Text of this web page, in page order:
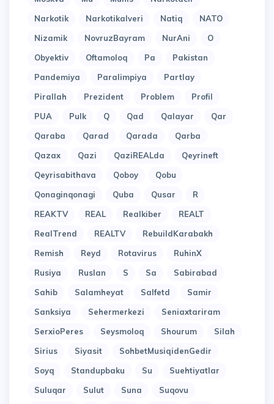
Narkotik
Narkotikalveri Natiq
NATO
Nizamik
NovruzBayram NurAni
O
Obyektiv
Oftamoloq Pa
Pakistan
Pandemiya
Paralimpiya
Partlay
Pirallah
Prezident Problem
Profil
PUA
Pulk Q Qad Qalayar
Qar
Qaraba
Qarad Qarada
Qarba
Qazax
Qazi QaziREALda
Qeyrineft
Qeyrisabithava
Qoboy
Qobu
Qonaginqonagi
Quba Qusar
R
REAKTV
REAL Realkiber
REALT
RealTrend
REALTV
RebuildKarabakh
Remish
Reyd Rotavirus
RuhinX
Rusiya
Ruslan S Sa
Sabirabad
Sahib
Salamheyat Salfetd
Samir
Sanksiya
Sehermerkezi
Seniaxtariram
SerxioPeres
Seysmoloq Shourum
Silah
Sirius
Siyasit
SohbetMusiqidenGedir
Soyq
Standupbaku Su
Suehtiyatlar
Suluqar
Sulut Suna
Suqovu